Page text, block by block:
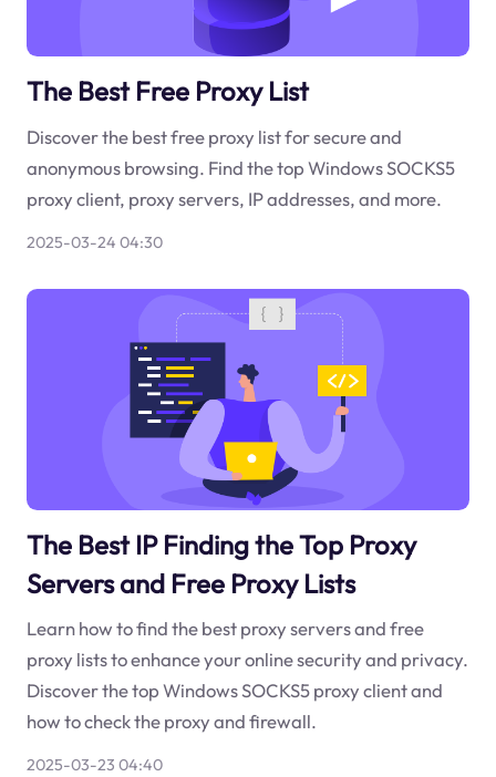
The Best Free Proxy List
Discover the best free proxy list for secure and
anonymous browsing. Find the top Windows SOCKS5
proxy client, proxy servers, IP addresses, and more.
2025-03-24 04:30
The Best IP Finding the Top Proxy
Servers and Free Proxy Lists
Learn how to find the best proxy servers and free
proxy lists to enhance your online security and privacy.
Discover the top Windows SOCKS5 proxy client and
how to check the proxy and firewall.
2025-03-23 04:40